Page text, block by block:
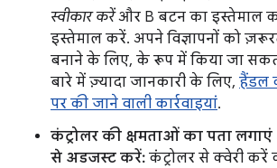
स्वीकार करेंऔर B बटन का इस्तेमाल
इस्तेमाल करें. अपने विज्ञापनों को
बनाने के लिए, के रूप में किया जा
बारे में ज़्यादा जानकारी के लिए, हैंडल
पर की जाने वाली कार्रवाइयां.
कंट्रोलर की क्षमताओं का पता
से अडजस्ट करें: कंट्रोलर से क्वेरी